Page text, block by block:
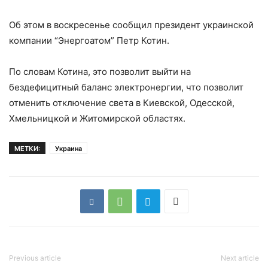
Об этом в воскресенье сообщил президент украинской
компании “Энергоатом” Петр Котин.
По словам Котина, это позволит выйти на
бездефицитный баланс электронергии, что позволит
отменить отключение света в Киевской, Одесской,
Хмельницкой и Житомирской областях.
МЕТКИ: Украина
Previous article Next article